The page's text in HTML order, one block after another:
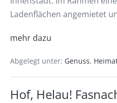
Ladenflächen angemietet
mehr dazu
Abgelegt unter: Genuss,
Hof, Helau!